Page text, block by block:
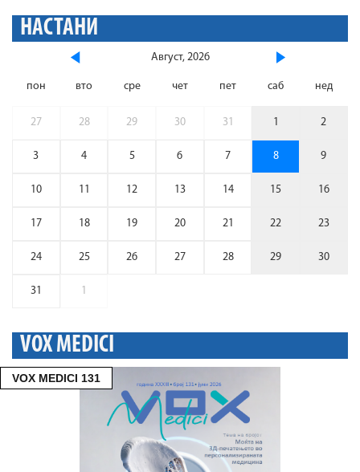
НАСТАНИ
Август, 2026
пон вто сре чет пет саб нед
27 28 29 30 31 1 2
3 4 5 6 7 8 9
10 11 12 13 14 15 16
17 18 19 20 21 22 23
24 25 26 27 28 29 30
31 1
VOX MEDICI
VOX MEDICI 131